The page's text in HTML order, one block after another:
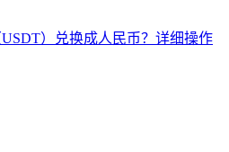
）兑换成人民币？详细操作